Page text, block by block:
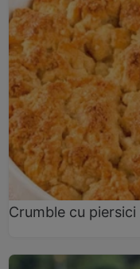
Crumble cu piersici